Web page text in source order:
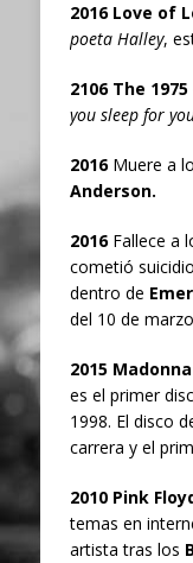
2016 Love of
poeta Halley,
2106 The 1975
you sleep for
2016Muere a
Anderson.
2016Fallece a
cometió
dentro de
del 10 de
2015 Madonna
es el primer
1998. El disco
carrera y el
2010 Pink
temas en
artista tras los